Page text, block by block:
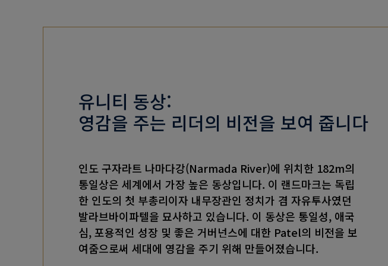
유니티 동상:
영감을 주는 리더의 비전을 보여 줍니다
인도 구자라트 나마다강(Narmada River)에 위치한 182m의
통일상은 세계에서 가장 높은 동상입니다. 이 랜드마크는 독립
한 인도의 첫 부총리이자 내무장관인 정치가 겸 자유투사였던
발라브바이파텔을 묘사하고 있습니다. 이 동상은 통일성, 애국
심, 포용적인 성장 및 좋은 거버넌스에 대한 Patel의 비전을 보
여줌으로써 세대에 영감을 주기 위해 만들어졌습니다.